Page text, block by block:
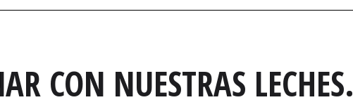
CON NUESTRAS LECHES.